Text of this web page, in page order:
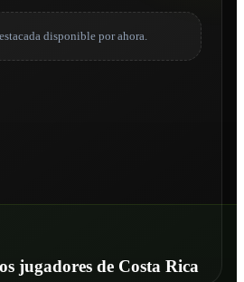
disponible por ahora.
jugadores de Costa Rica